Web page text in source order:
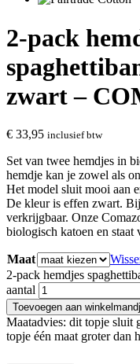
2-pack
zwart –
€ 33,95 inclusief btw
Set van twee hemdjes in
hemdje kan je zowel als
Het model sluit mooi aan
De kleur is effen zwart.
verkrijgbaar. Onze
biologisch katoen en staat
Maat
2-pack hemdjes
aantal
Toevoegen aan
Maatadvies: dit topje sluit
topje één maat groter dan